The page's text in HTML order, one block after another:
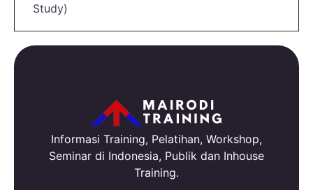
Study)
Informasi Training, Pelatihan, Workshop,
Seminar di Indonesia, Publik dan Inhouse
Training.